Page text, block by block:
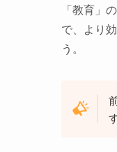
「教育」
で、より
う。